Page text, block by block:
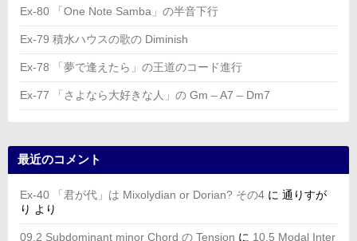
Ex-80 「One Note Samba」の半音下行
Ex-79 積水ハウスの歌の Diminish
Ex-78 「夢で逢えたら」の王道のコード進行
Ex-77 「さよなら大好きな人」の Gm – A7 – Dm7
最近のコメント
Ex-40 「君が代」は Mixolydian or Dorian? その4 に 通りすが
り より
09.2 Subdominant minor Chord の Tension に 10.5 Modal Inter